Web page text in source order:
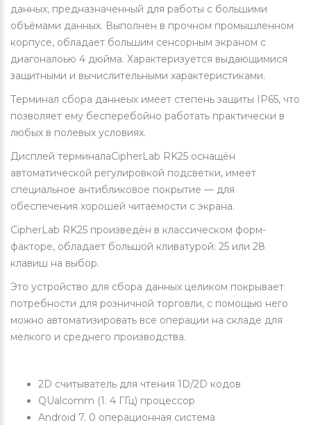
данных, предназначенный для работы с большими
объёмами данных. Выполнен в прочном промышленном
корпусе, обладает большим сенсорным экраном с
диагоналоью 4 дюйма. Характеризуется выдающимися
защитными и вычислительными характеристиками.
Терминал сбора даннеых имеет степень защиты IP65, что
позволяет ему бесперебойно работать практически в
любых в полевых условиях.
Дисплей терминалаCipherLab RK25 оснащён
автоматической регулировкой подсветки, имеет
специальное антибликовое покрытие — для
обеспечения хорошей читаемости с экрана.
CipherLab RK25 произведён в классическом форм-
факторе, обладает большой кливатурой: 25 или 28
клавиш на выбор.
Это устройство для сбора данных целиком покрывает
потребности для розничной торговли, с помощью него
можно автоматизировать все операции на складе для
мелкого и среднего производства.
2D считыватель для чтения 1D/2D кодов
QUalcomm (1. 4 ГГц) процессор
Android 7. 0 операционная система